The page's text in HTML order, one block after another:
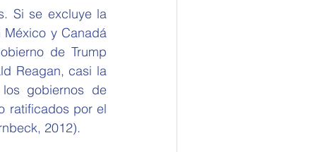
y Canadá
de Trump
Reagan, casi la
gobiernos de
ratificados por el
2012).